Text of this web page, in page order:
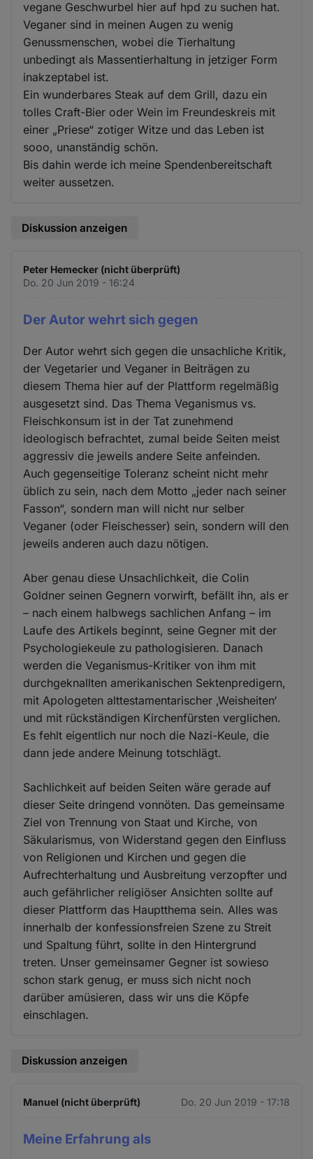
vegane Geschwurbel hier auf hpd zu suchen hat.
Veganer sind in meinen Augen zu wenig
Genussmenschen, wobei die Tierhaltung
unbedingt als Massentierhaltung in jetziger Form
inakzeptabel ist.
Ein wunderbares Steak auf dem Grill, dazu ein
tolles Craft-Bier oder Wein im Freundeskreis mit
einer „Priese“ zotiger Witze und das Leben ist
sooo, unanständig schön.
Bis dahin werde ich meine Spendenbereitschaft
weiter aussetzen.
Diskussion anzeigen
Peter Hemecker (nicht überprüft)
Do. 20 Jun 2019 - 16:24
Der Autor wehrt sich gegen
Der Autor wehrt sich gegen die unsachliche Kritik,
der Vegetarier und Veganer in Beiträgen zu
diesem Thema hier auf der Plattform regelmäßig
ausgesetzt sind. Das Thema Veganismus vs.
Fleischkonsum ist in der Tat zunehmend
ideologisch befrachtet, zumal beide Seiten meist
aggressiv die jeweils andere Seite anfeinden.
Auch gegenseitige Toleranz scheint nicht mehr
üblich zu sein, nach dem Motto „jeder nach seiner
Fasson“, sondern man will nicht nur selber
Veganer (oder Fleischesser) sein, sondern will den
jeweils anderen auch dazu nötigen.
Aber genau diese Unsachlichkeit, die Colin
Goldner seinen Gegnern vorwirft, befällt ihn, als er
– nach einem halbwegs sachlichen Anfang – im
Laufe des Artikels beginnt, seine Gegner mit der
Psychologiekeule zu pathologisieren. Danach
werden die Veganismus-Kritiker von ihm mit
durchgeknallten amerikanischen Sektenpredigern,
mit Apologeten alttestamentarischer ‚Weisheiten‘
und mit rückständigen Kirchenfürsten verglichen.
Es fehlt eigentlich nur noch die Nazi-Keule, die
dann jede andere Meinung totschlägt.
Sachlichkeit auf beiden Seiten wäre gerade auf
dieser Seite dringend vonnöten. Das gemeinsame
Ziel von Trennung von Staat und Kirche, von
Säkularismus, von Widerstand gegen den Einfluss
von Religionen und Kirchen und gegen die
Aufrechterhaltung und Ausbreitung verzopfter und
auch gefährlicher religiöser Ansichten sollte auf
dieser Plattform das Hauptthema sein. Alles was
innerhalb der konfessionsfreien Szene zu Streit
und Spaltung führt, sollte in den Hintergrund
treten. Unser gemeinsamer Gegner ist sowieso
schon stark genug, er muss sich nicht noch
darüber amüsieren, dass wir uns die Köpfe
einschlagen.
Diskussion anzeigen
Manuel (nicht überprüft) Do. 20 Jun 2019 - 17:18
Meine Erfahrung als